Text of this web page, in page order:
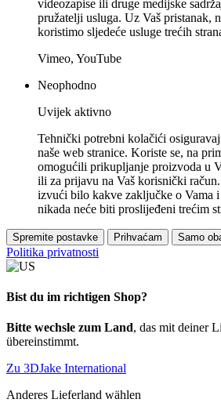
videozapise ili druge medijske
pružatelji usluga. Uz Vaš pristanak,
koristimo sljedeće usluge trećih
Vimeo, YouTube
Neophodno
Uvijek aktivno
Tehnički potrebni kolačići
naše web stranice. Koriste se, na
omogućili prikupljanje proizvoda u
ili za prijavu na Vaš korisnički
izvući bilo kakve zaključke o Vama
nikada neće biti proslijeđeni trećim
Spremite postavke Prihvaćam Samo
Politika privatnosti
Bist du im richtigen Shop?
Bitte wechsle zum Land, das mit deiner
übereinstimmt.
Zu 3DJake International
Anderes Lieferland wählen